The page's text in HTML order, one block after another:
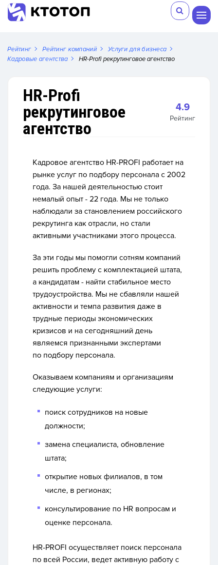
Рейтинг Рейтинг компаний
Услуги для бизнеса
Кадровые агентства
HR-Profi рекрутинговое агентство
HR-Profi
рекрутинговое
агентство
4.9
Рейтинг
Кадровое агентство HR-PROFI работает на
рынке услуг по подбору персонала с 2002
года. За нашей деятельностью стоит
немалый опыт - 22 года. Мы не только
наблюдали за становлением российского
рекрутинга как отрасли, но стали
активными участниками этого процесса.
За эти годы мы помогли сотням компаний
решить проблему с комплектацией штата,
а кандидатам - найти стабильное место
трудоустройства. Мы не сбавляли нашей
активности и темпа развития даже в
трудные периоды экономических
кризисов и на сегодняшний день
являемся признанными экспертами
по подбору персонала.
Оказываем компаниям и организациям
следующие услуги:
поиск сотрудников на новые
должности;
замена специалиста, обновление
штата;
открытие новых филиалов, в том
числе, в регионах;
консультирование по HR вопросам и
оценке персонала.
HR-PROFI осуществляет поиск персонала
по всей России, ведет активную работу с